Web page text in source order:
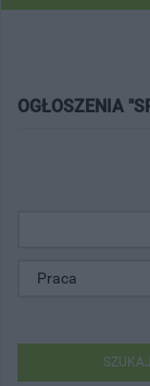
OGŁOSZENIA
SZUKAJ